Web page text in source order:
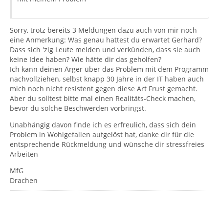
Sorry, trotz bereits 3 Meldungen dazu auch von mir noch
eine Anmerkung: Was genau hattest du erwartet Gerhard?
Dass sich 'zig Leute melden und verkünden, dass sie auch
keine Idee haben? Wie hätte dir das geholfen?
Ich kann deinen Ärger über das Problem mit dem Programm
nachvollziehen, selbst knapp 30 Jahre in der IT haben auch
mich noch nicht resistent gegen diese Art Frust gemacht.
Aber du solltest bitte mal einen Realitäts-Check machen,
bevor du solche Beschwerden vorbringst.
Unabhängig davon finde ich es erfreulich, dass sich dein
Problem in Wohlgefallen aufgelöst hat, danke dir für die
entsprechende Rückmeldung und wünsche dir stressfreies
Arbeiten
MfG
Drachen